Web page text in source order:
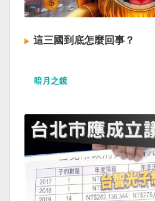
這三國到底怎麼回事？
暗月之鏡